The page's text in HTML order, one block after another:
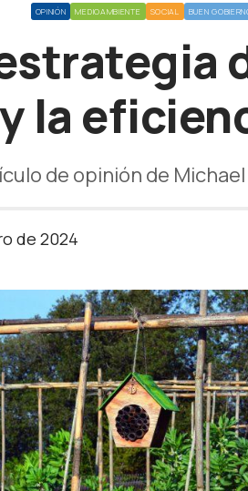
OPINIÓN MEDIOAMBIENTE SOCIAL BUEN
y la
de opinión de Michael
de 2024